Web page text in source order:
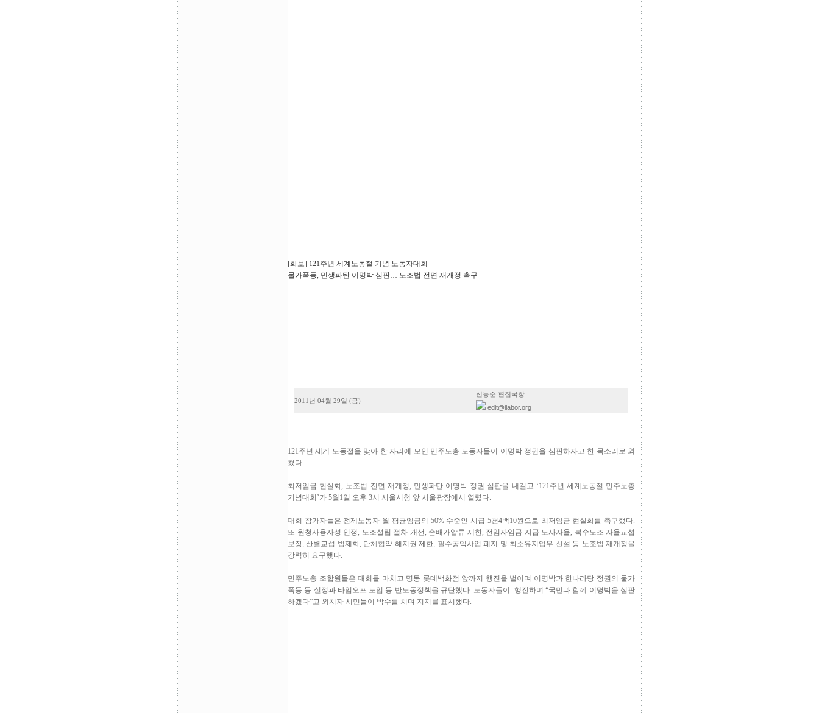
[화보] 121주년 세계노동절 기념 노동자대회
물가폭등, 민생파탄 이명박 심판… 노조법 전면 재개정 촉구
2011년 04월 29일 (금)
신동준 편집국장
edit@ilabor.org
121주년 세계 노동절을 맞아 한 자리에 모인 민주노총 노동자들이 이명박 정권을 심판하자고 한 목소리로 외
쳤다.
최저임금 현실화, 노조법 전면 재개정, 민생파탄 이명박 정권 심판을 내걸고 ‘121주년 세계노동절 민주노총
기념대회’가 5월1일 오후 3시 서울시청 앞 서울광장에서 열렸다.
대회 참가자들은 전제노동자 월 평균임금의 50% 수준인 시급 5천4백10원으로 최저임금 현실화를 촉구했다.
또 원청사용자성 인정, 노조설립 절차 개선, 손배가압류 제한, 전임자임금 지급 노사자율, 복수노조 자율교섭
보장, 산별교섭 법제화, 단체협약 해지권 제한, 필수공익사업 폐지 및 최소유지업무 신설 등 노조법 재개정을
강력히 요구했다.
민주노총 조합원들은 대회를 마치고 명동 롯데백화점 앞까지 행진을 벌이며 이명박과 한나라당 정권의 물가
폭등 등 실정과 타임오프 도입 등 반노동정책을 규탄했다. 노동자들이 행진하며 “국민과 함께 이명박을 심판
하겠다”고 외치자 시민들이 박수를 치며 지지를 표시했다.